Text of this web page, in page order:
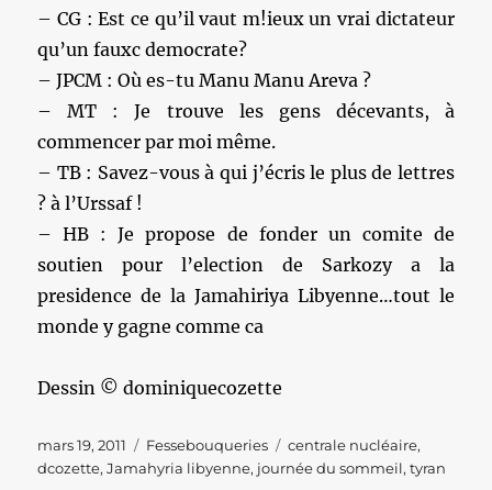
– CG : Est ce qu’il vaut m!ieux un vrai dictateur
qu’un fauxc democrate?
– JPCM : Où es-tu Manu Manu Areva ?
– MT : Je trouve les gens décevants, à
commencer par moi même.
– TB : Savez-vous à qui j’écris le plus de lettres
? à l’Urssaf !
– HB : Je propose de fonder un comite de
soutien pour l’election de Sarkozy a la
presidence de la Jamahiriya Libyenne…tout le
monde y gagne comme ca
Dessin © dominiquecozette
Publié
le
mars 19, 2011 Catégories
Fessebouqueries Étiquettes
centrale nucléaire,
dcozette,Jamahyria libyenne, journée du sommeil,tyran